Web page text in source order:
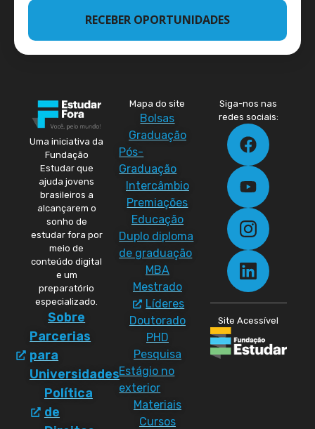
RECEBER OPORTUNIDADES
Uma iniciativa da
Fundação
Estudar que
ajuda jovens
brasileiros a
alcançarem o
sonho de
estudar fora por
meio de
conteúdo digital
e um
preparatório
especializado.
Sobre
Parcerias
para
Universidades
Política
de
Mapa do site
Bolsas
Graduação
Pós-
Graduação
Intercâmbio
Premiações
Educação
Duplo diploma
de graduação
MBA
Mestrado
Líderes
Doutorado
PHD
Pesquisa
Estágio no
exterior
Materiais
Cursos
Siga-nos nas
redes sociais:
Site Acessível